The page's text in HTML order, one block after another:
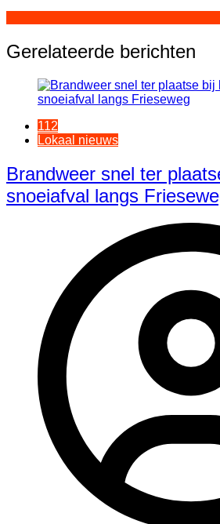
Gerelateerde berichten
112
Lokaal nieuws
Brandweer snel ter
snoeiafval langs